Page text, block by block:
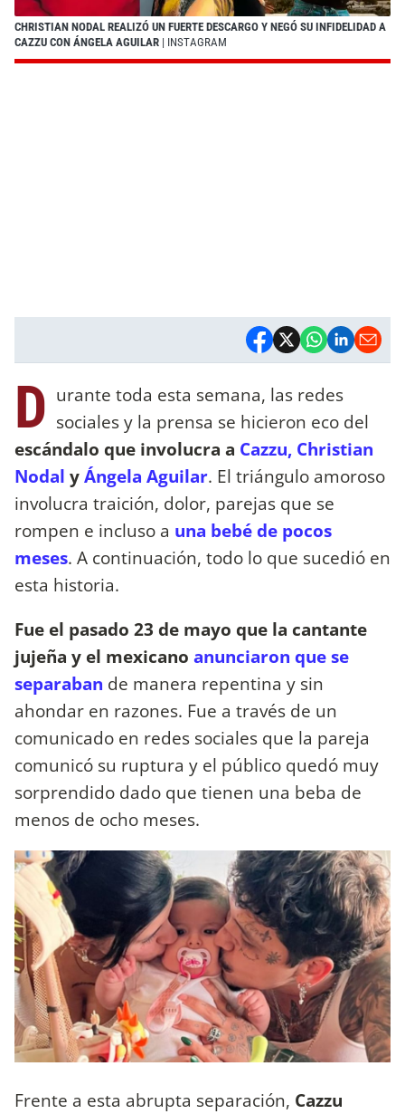
CHRISTIAN NODAL REALIZÓ UN FUERTE DESCARGO Y NEGÓ SU INFIDELIDAD A
CAZZU CON ÁNGELA AGUILAR | INSTAGRAM
D urante toda esta semana, las redes
sociales y la prensa se hicieron eco del
escándalo que involucra a Cazzu, Christian
Nodal yÁngela Aguilar. El triángulo amoroso
involucra traición, dolor, parejas que se
rompen e incluso a una bebé de pocos
meses. A continuación, todo lo que sucedió en
esta historia.
Fue el pasado 23 de mayo que la cantante
jujeña y el mexicano anunciaron que se
separaban de manera repentina y sin
ahondar en razones. Fue a través de un
comunicado en redes sociales que la pareja
comunicó su ruptura y el público quedó muy
sorprendido dado que tienen una beba de
menos de ocho meses.
Frente a esta abrupta separación, Cazzu